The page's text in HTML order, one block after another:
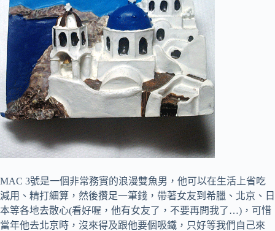
MAC 3號是一個非常務實的浪漫雙魚男，他可以在生活上省吃
減用、精打細算，然後攢足一筆錢，帶著女友到希臘、北京、日
本等各地去散心(看好喔，他有女友了，不要再問我了…)，可惜
當年他去北京時，沒來得及跟他要個吸鐵，只好等我們自己來